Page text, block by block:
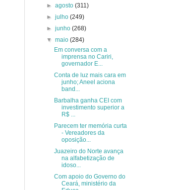
►agosto(311)
►julho(249)
►junho(268)
▼maio(284)
Em conversa com a
imprensa no Cariri,
governador E...
Conta de luz mais cara em
junho; Aneel aciona
band...
Barbalha ganha CEI com
investimento superior a
R$ ...
Parecem ter memória curta
- Vereadores da
oposição...
Juazeiro do Norte avança
na alfabetização de
idoso...
Com apoio do Governo do
Ceará, ministério da